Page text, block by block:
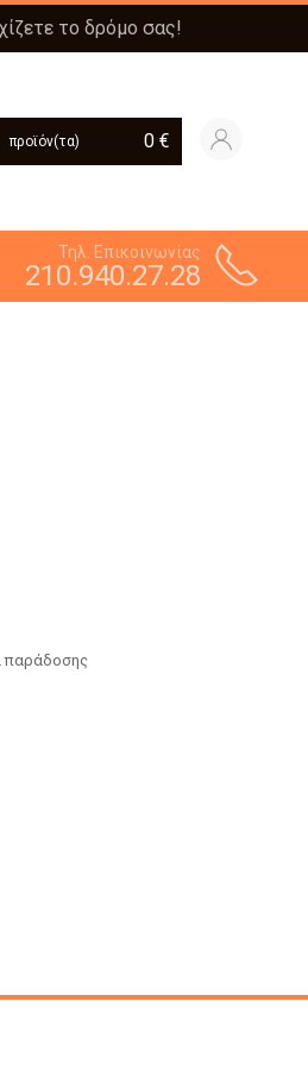
το δρόμο σας!
προϊόν(τα) 0 €
Τηλ. Επικοινωνίας
210.940.27.28
παράδοσης